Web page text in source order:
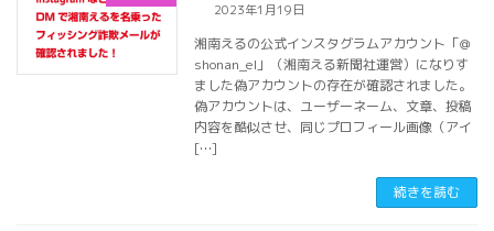
2023年1月19日
湘南えるの公式インスタグラムアカウント「＠
shonan_el」（湘南える新聞社運営）になりす
ました偽アカウントの存在が確認されました。
偽アカウントは、ユーザーネーム、文章、投稿
内容を酷似させ、同じプロフィール画像（アイ
[…]
続きを読む